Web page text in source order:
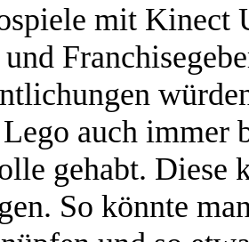
mit Kinect
auch immer
gehabt. Diese
So könnte